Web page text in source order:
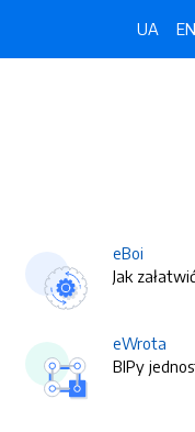
UA EN
eBoi
Jak
eWrota
BIPy